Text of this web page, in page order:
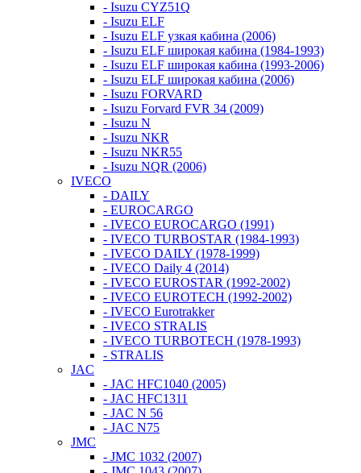
- Isuzu CYZ51Q
- Isuzu ELF
- Isuzu ELF узкая кабина (2006)
- Isuzu ELF широкая кабина (1984-1993)
- Isuzu ELF широкая кабина (1993-2006)
- Isuzu ELF широкая кабина (2006)
- Isuzu FORVARD
- Isuzu Forvard FVR 34 (2009)
- Isuzu N
- Isuzu NKR
- Isuzu NKR55
- Isuzu NQR (2006)
IVECO
- DAILY
- EUROCARGO
- IVECO EUROCARGO (1991)
- IVECO TURBOSTAR (1984-1993)
- IVECO DAILY (1978-1999)
- IVECO Daily 4 (2014)
- IVECO EUROSTAR (1992-2002)
- IVECO EUROTECH (1992-2002)
- IVECO Eurotrakker
- IVECO STRALIS
- IVECO TURBOTECH (1978-1993)
- STRALIS
JAC
- JAC HFC1040 (2005)
- JAC HFC1311
- JAC N 56
- JAC N75
JMC
- JMC 1032 (2007)